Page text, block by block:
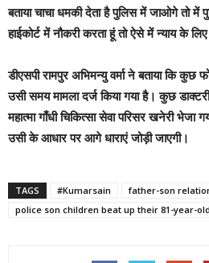
बताया चाचा धमकी देता है पुलिस में जाओगे तो में
हाईकोर्ट में नौकरी करता हूं तो ऐसे में न्याय के
डीएसपी रामपुर अभिमन्यु वर्मा ने बताया कि कुछ
उसी समय मामला दर्ज किया गया है। कुछ
महात्मा गाँधी चिकित्सा सेवा परिसर खनेरी भेजा
उसी के आधार पर आगे धाराएं जोड़ी जाएगी।
TAGS #Kumarsain
father-son
police son children beat up their 81-year-